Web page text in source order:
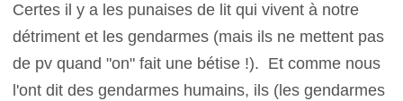
Certes il y a les punaises de lit qui vivent à notre
détriment et les gendarmes (mais ils ne mettent pas
de pv quand "on" fait une bétise !). Et comme nous
l'ont dit des gendarmes humains, ils (les gendarmes